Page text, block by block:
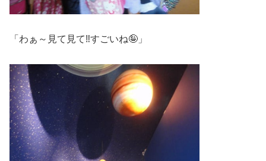
「わぁ～見て見て‼すごいね🤪」